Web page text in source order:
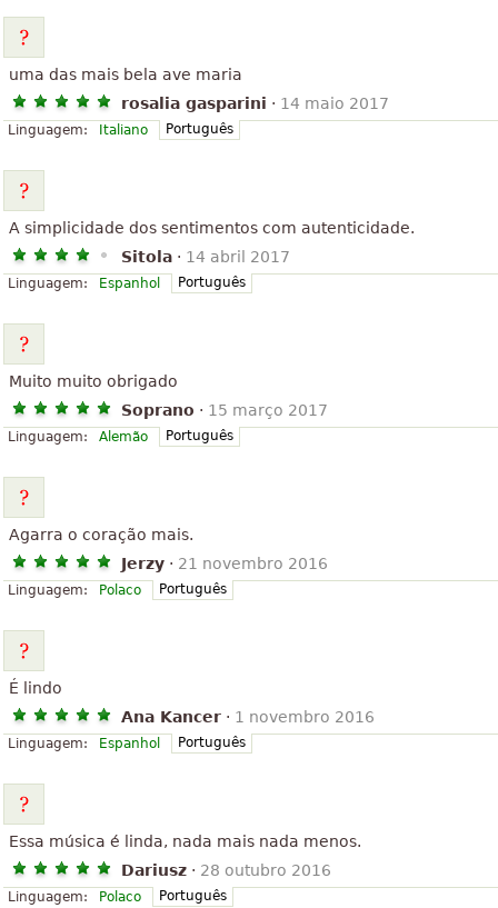
uma das mais bela ave maria
rosalia gasparini · 14 maio 2017
Linguagem: Italiano Português
A simplicidade dos sentimentos com autenticidade.
Sitola · 14 abril 2017
Linguagem: Espanhol Português
Muito muito obrigado
Soprano · 15 março 2017
Linguagem: Alemão Português
Agarra o coração mais.
Jerzy · 21 novembro 2016
Linguagem: Polaco Português
É lindo
Ana Kancer · 1 novembro 2016
Linguagem: Espanhol Português
Essa música é linda, nada mais nada menos.
Dariusz · 28 outubro 2016
Linguagem: Polaco Português